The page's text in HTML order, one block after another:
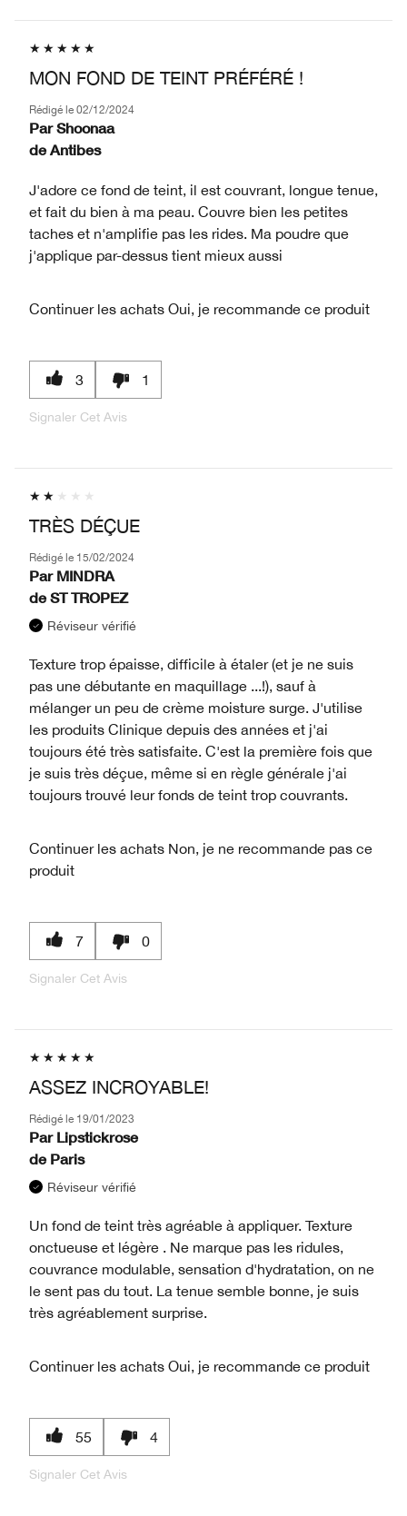
MON FOND DE TEINT PRÉFÉRÉ !
Rédigé le 02/12/2024
Par Shoonaa
de Antibes
J'adore ce fond de teint, il est couvrant, longue tenue,
et fait du bien à ma peau. Couvre bien les petites
taches et n'amplifie pas les rides. Ma poudre que
j'applique par-dessus tient mieux aussi
Continuer les achats Oui, je recommande ce produit
3 1
Signaler Cet Avis
TRÈS DÉÇUE
Rédigé le 15/02/2024
Par MINDRA
de ST TROPEZ
Réviseur vérifié
Texture trop épaisse, difficile à étaler (et je ne suis
pas une débutante en maquillage ...!), sauf à
mélanger un peu de crème moisture surge. J'utilise
les produits Clinique depuis des années et j'ai
toujours été très satisfaite. C'est la première fois que
je suis très déçue, même si en règle générale j'ai
toujours trouvé leur fonds de teint trop couvrants.
Continuer les achats Non, je ne recommande pas ce
produit
7 0
Signaler Cet Avis
ASSEZ INCROYABLE!
Rédigé le 19/01/2023
Par Lipstickrose
de Paris
Réviseur vérifié
Un fond de teint très agréable à appliquer. Texture
onctueuse et légère . Ne marque pas les ridules,
couvrance modulable, sensation d'hydratation, on ne
le sent pas du tout. La tenue semble bonne, je suis
très agréablement surprise.
Continuer les achats Oui, je recommande ce produit
55 4
Signaler Cet Avis